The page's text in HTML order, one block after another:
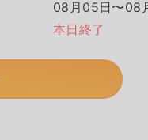
08月05日〜08
本日終了